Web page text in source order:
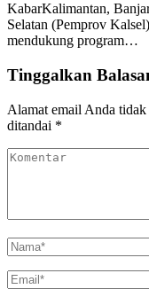
KabarKalimantan,
Selatan (Pemprov
mendukung program…
Tinggalkan
Alamat email Anda
ditandai *